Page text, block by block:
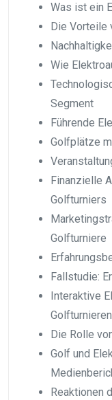
Was ist ein
Die Vorteile
Wie
Segment
Führende
Golfplätze
Finanzielle
Golfturniers
Golfturniere
Fallstudie:
Interaktive
Golfturnieren
Die Rolle
Golf und
Reaktionen